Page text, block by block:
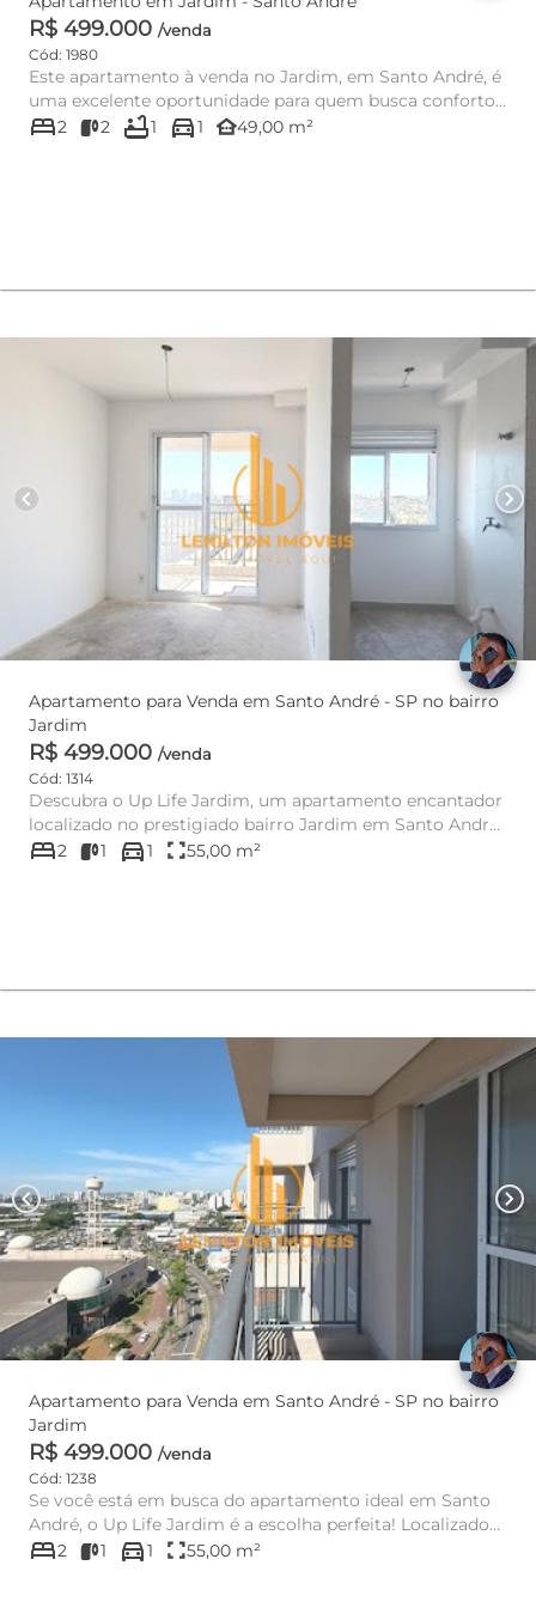
R$ 499.000 /venda
Cód: 1980
Este apartamento à venda no Jardim, em Santo André, é
uma excelente oportunidade para quem busca conforto,
praticidade ...
bed2 2 bathtub1 directions_car1 other_houses49,00 m²
chevron_left chevron_right
Apartamento para Venda em Santo André - SP no bairro
Jardim
R$ 499.000 /venda
Cód: 1314
Descubra o Up Life Jardim, um apartamento encantador
localizado no prestigiado bairro Jardim em Santo André,
SP. Este i...
bed2 1 directions_car1 fullscreen55,00 m²
chevron_left chevron_right
Apartamento para Venda em Santo André - SP no bairro
Jardim
R$ 499.000 /venda
Cód: 1238
Se você está em busca do apartamento ideal em Santo
André, o Up Life Jardim é a escolha perfeita! Localizado
no charmos...
bed2 1 directions_car1 fullscreen55,00 m²